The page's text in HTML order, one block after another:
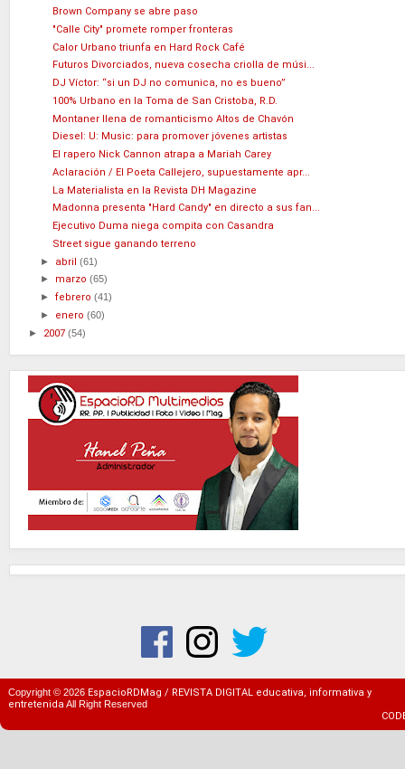
Brown Company se abre paso
"Calle City" promete romper fronteras
Calor Urbano triunfa en Hard Rock Café
Futuros Divorciados, nueva cosecha criolla de músi...
DJ Víctor: “si un DJ no comunica, no es bueno”
100% Urbano en la Toma de San Cristoba, R.D.
Montaner llena de romanticismo Altos de Chavón
Diesel: U: Music: para promover jóvenes artistas
El rapero Nick Cannon atrapa a Mariah Carey
Aclaración / El Poeta Callejero, supuestamente apr...
La Materialista en la Revista DH Magazine
Madonna presenta "Hard Candy" en directo a sus fan...
Ejecutivo Duma niega compita con Casandra
Street sigue ganando terreno
► abril(61)
► marzo(65)
►febrero(41)
► enero(60)
► 2007 (54)
Copyright © 2026 EspacioRDMag / REVISTA DIGITAL educativa, informativa y
entretenidaAll Right Reserved